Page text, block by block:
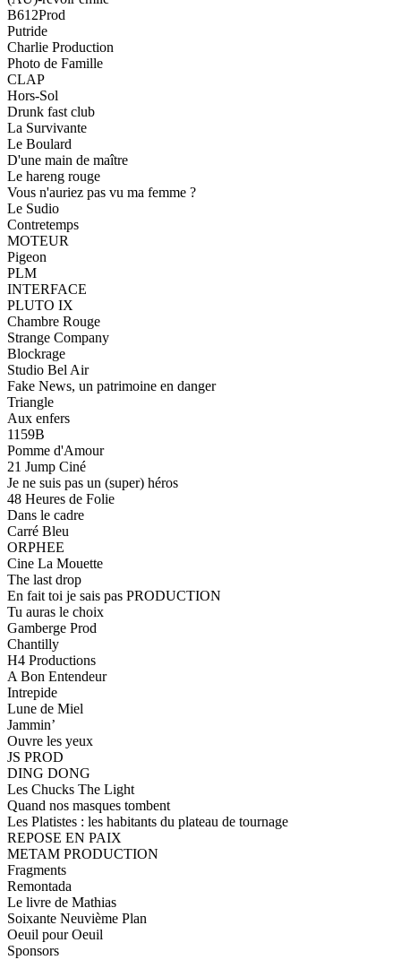
B612Prod
Putride
Charlie Production
Photo de Famille
CLAP
Hors-Sol
Drunk fast club
La Survivante
Le Boulard
D'une main de maître
Le hareng rouge
Vous n'auriez pas vu ma femme ?
Le Sudio
Contretemps
MOTEUR
Pigeon
PLM
INTERFACE
PLUTO IX
Chambre Rouge
Strange Company
Blockrage
Studio Bel Air
Fake News, un patrimoine en danger
Triangle
Aux enfers
1159B
Pomme d'Amour
21 Jump Ciné
Je ne suis pas un (super) héros
48 Heures de Folie
Dans le cadre
Carré Bleu
ORPHEE
Cine La Mouette
The last drop
En fait toi je sais pas PRODUCTION
Tu auras le choix
Gamberge Prod
Chantilly
H4 Productions
A Bon Entendeur
Intrepide
Lune de Miel
Jammin’
Ouvre les yeux
JS PROD
DING DONG
Les Chucks The Light
Quand nos masques tombent
Les Platistes : les habitants du plateau de tournage
REPOSE EN PAIX
METAM PRODUCTION
Fragments
Remontada
Le livre de Mathias
Soixante Neuvième Plan
Oeuil pour Oeuil
Sponsors